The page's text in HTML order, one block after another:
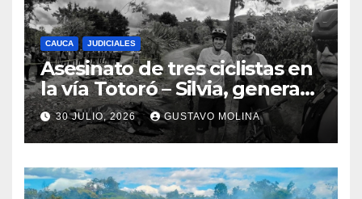
CAUCA JUDICIALES
Asesinato de tres ciclistas en
la vía Totoró – Silvia, genera
consternación en el Cauca
30 JULIO, 2026 GUSTAVO MOLINA